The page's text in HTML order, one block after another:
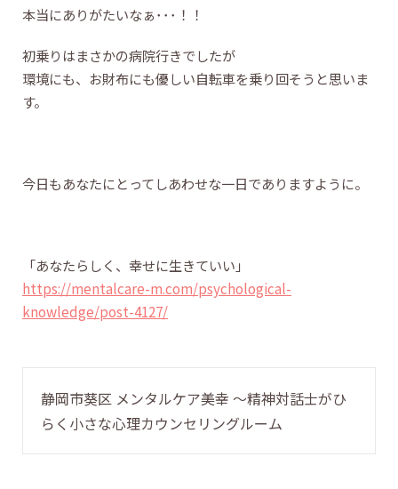
本当にありがたいなぁ･･･！！
初乗りはまさかの病院行きでしたが
環境にも、お財布にも優しい自転車を乗り回そうと思いま
す。
今日もあなたにとってしあわせな一日でありますように。
「あなたらしく、幸せに生きていい」
https://mentalcare-m.com/psychological-
knowledge/post-4127/
静岡市葵区 メンタルケア美幸 〜精神対話士がひ
らく小さな心理カウンセリングルーム